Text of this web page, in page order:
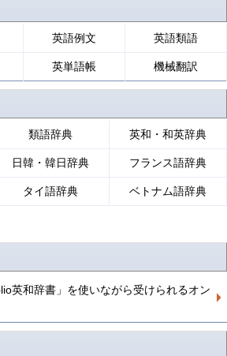
英語例文 英語類語
英単語帳 機械翻訳
類語辞典 英和・和英辞典
日韓・韓日辞典 フランス語辞典
タイ語辞典 ベトナム語辞典
英和辞書」を使いながら受けられるオン